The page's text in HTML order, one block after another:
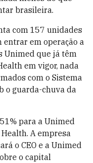
brasileira.
com 157 unidades
em operação a
Unimed que já têm
em vigor, nada
com o Sistema
o guarda-chuva da
para a Unimed
A empresa
o CEO e a Unimed
o capital